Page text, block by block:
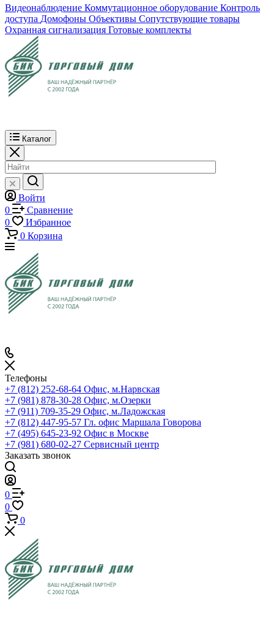
Видеонаблюдение Коммутационное оборудование Контроль
доступа Домофоны Объективы Сопутствующие товары
Охранная сигнализация Готовые комплекты
Каталог
Войти
0
Сравнение
0
Избранное
0 Корзина
Телефоны
+7 (812) 252-68-64 Офис, м.Нарвская
+7 (981) 878-30-28 Офис, м.Озерки
+7 (911) 709-35-29 Офис, м.Ладожская
+7 (812) 447-95-57 Гл. офис Маршала Говорова
+7 (495) 645-23-92 Офис в Москве
+7 (981) 680-02-27 Сервисный центр
Заказать звонок
0
0
0